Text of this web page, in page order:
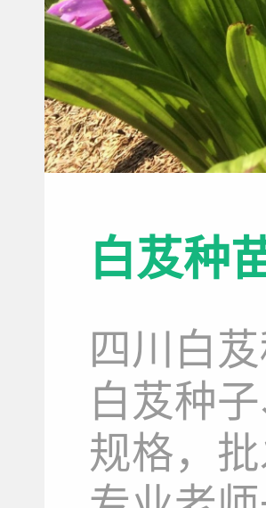
白芨种
四川白
白芨种
规格，